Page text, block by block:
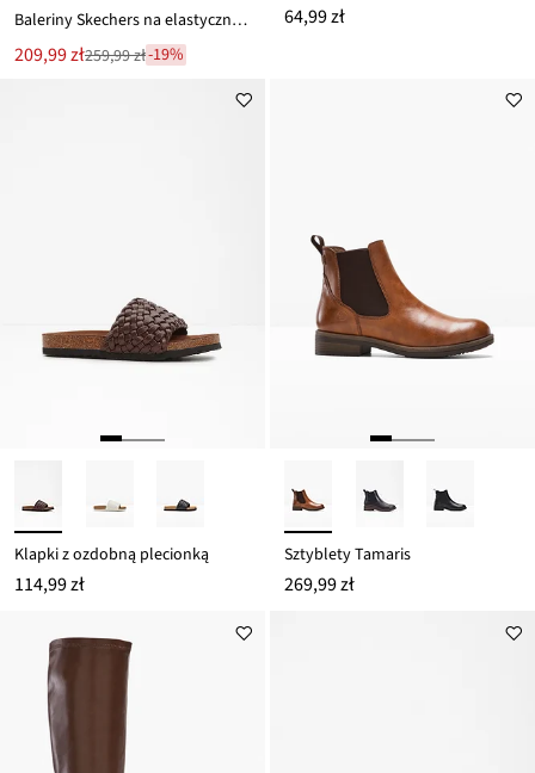
Baleriny Skechers na elastycznej podeszwie
Nowa
cena
209,99 zł
Przeceniono259,99 zł-19%
64,99 zł
Klapki z ozdobną plecionką
114,99 zł
Sztyblety Tamaris
269,99 zł